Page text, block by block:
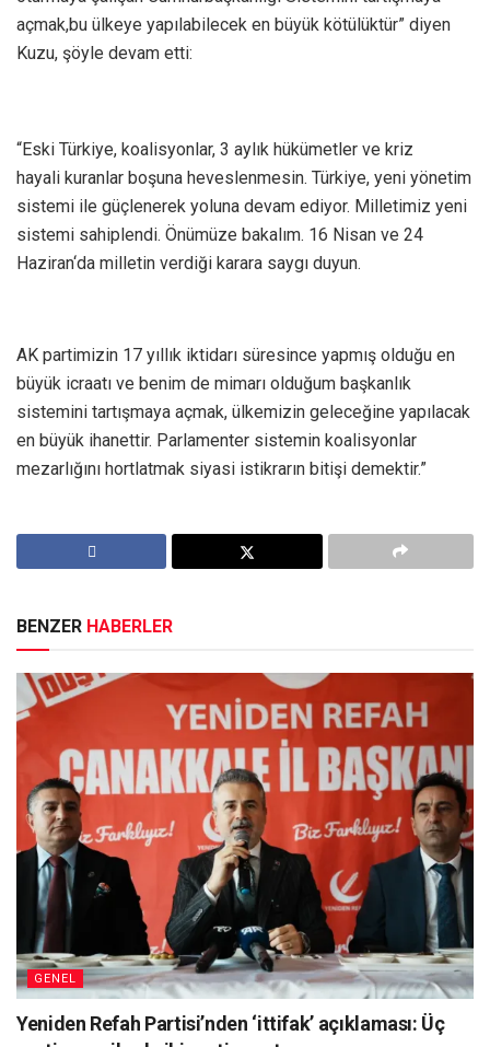
açmak,bu ülkeye yapılabilecek en büyük kötülüktür” diyen
Kuzu, şöyle devam etti:
“Eski Türkiye, koalisyonlar, 3 aylık hükümetler ve kriz
hayali kuranlar boşuna heveslenmesin. Türkiye, yeni yönetim
sistemi ile güçlenerek yoluna devam ediyor. Milletimiz yeni
sistemi sahiplendi. Önümüze bakalım. 16 Nisan ve 24
Haziran‘da milletin verdiği karara saygı duyun.
AK partimizin 17 yıllık iktidarı süresince yapmış olduğu en
büyük icraatı ve benim de mimarı olduğum başkanlık
sistemini tartışmaya açmak, ülkemizin geleceğine yapılacak
en büyük ihanettir. Parlamenter sistemin koalisyonlar
mezarlığını hortlatmak siyasi istikrarın bitişi demektir.”
BENZER HABERLER
GENEL
Yeniden Refah Partisi’nden ‘ittifak’ açıklaması: Üç